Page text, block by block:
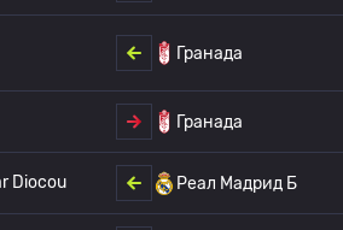
Гранада
Гранада
Diocou Реал Мадрид Б